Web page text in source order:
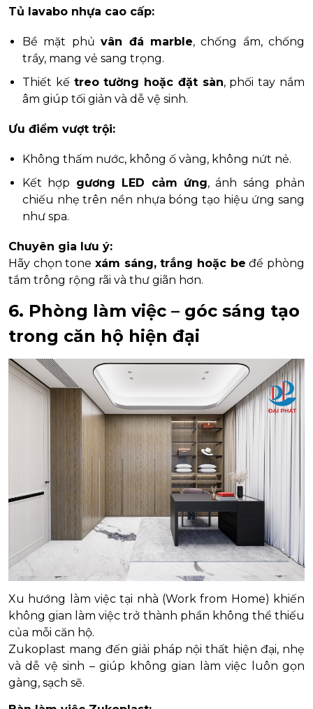
Tủ lavabo nhựa cao cấp:
Bề mặt phủvân đá marble, chống ẩm, chống
trầy, mang vẻ sang trọng.
Thiết kế treo tường hoặc đặt sàn, phối tay nắm
âm giúp tối giản và dễ vệ sinh.
Ưu điểm vượt trội:
Không thấm nước, không ố vàng, không nứt nẻ.
Kết hợp gương LED cảm ứng, ánh sáng phản
chiếu nhẹ trên nền nhựa bóng tạo hiệu ứng sang
như spa.
Chuyên gia lưu ý:
Hãy chọn tone xám sáng, trắng hoặc be để phòng
tắm trông rộng rãi và thư giãn hơn.
6. Phòng làm việc – góc sáng tạo
trong căn hộ hiện đại
Xu hướng làm việc tại nhà (Work from Home) khiến
không gian làm việc trở thành phần không thể thiếu
của mỗi căn hộ.
Zukoplast mang đến giải pháp nội thất hiện đại, nhẹ
và dễ vệ sinh – giúp không gian làm việc luôn gọn
gàng, sạch sẽ.